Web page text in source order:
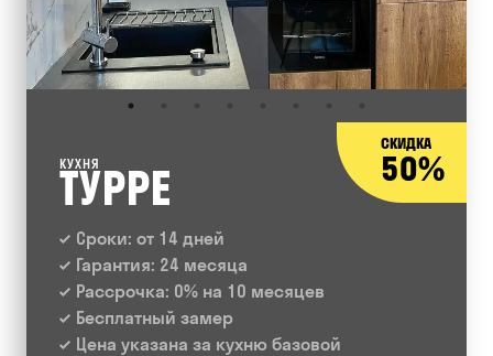
СКИДКА
50%
КУХНЯ
ТУРРЕ
Сроки: от 14 дней
Гарантия: 24 месяца
Рассрочка: 0% на 10 месяцев
Бесплатный замер
Цена указана за кухню базовой